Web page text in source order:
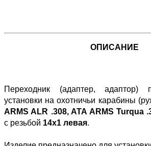
ОПИСАНИЕ
Переходник (адаптер, адаптор)
установки на охотничьи карабины
ARMS ALR .308, ATA ARMS Turqua
с резьбой 14х1 левая.